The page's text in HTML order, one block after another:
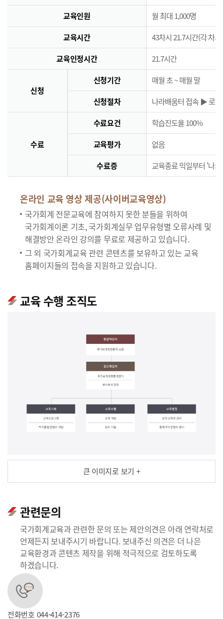
교육인원 월 최대 1,000명
교육시간 43차시 21.7시간(각 차
교육인정시간 21.7시간
신청
신청기간 매월 초 ~ 매월 말
신청절차 나라배움터 접속 ▶ 로그
수료
수료요건 학습진도율 100%
교육평가 없음
수료증 교육종료 익일부터 ‘나
온라인 교육 영상 제공(사이버교육영상)
국가회계 전문교육에 참여하지 못한 분들을 위하여
국가회계이론 기초, 국가회계실무 업무유형별 오류사례 및
해결방안 온라인 강의를 무료로 제공하고 있습니다.
그 외 국가회계교육 관련 콘텐츠를 보유하고 있는 교육
홈페이지들의 접속을 지원하고 있습니다.
교육 수행 조직도
큰 이미지로 보기 +
관련문의
국가회계교육과 관련한 문의 또는 제안의견은 아래 연락처로
언제든지 보내주시기 바랍니다. 보내주신 의견은 더 나은
교육환경과 콘텐츠 제작을 위해 적극적으로 검토하도록
하겠습니다.
전화번호 044-414-2376